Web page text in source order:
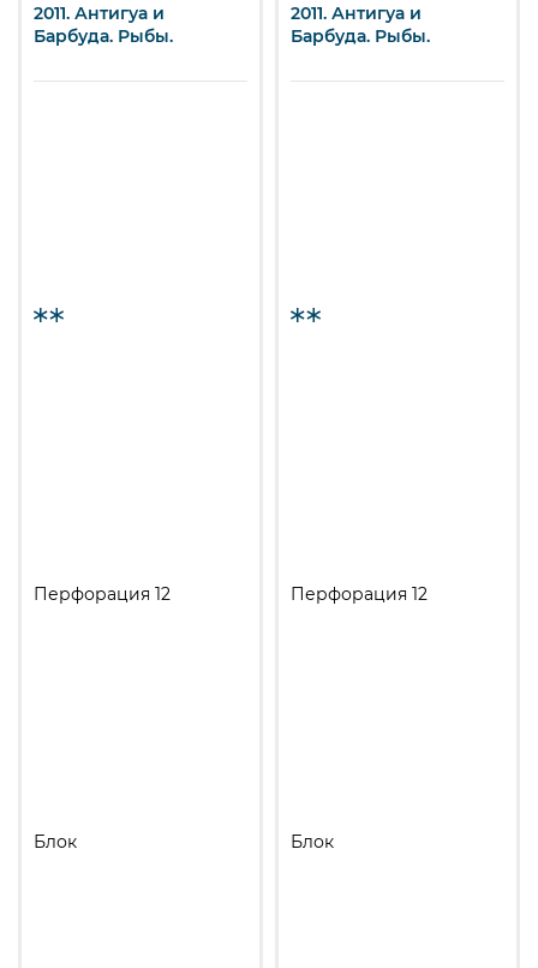
2011. Антигуа и
Барбуда. Рыбы.
Перфорация 12
Блок
2011. Антигуа и
Барбуда. Рыбы.
Перфорация 12
Блок